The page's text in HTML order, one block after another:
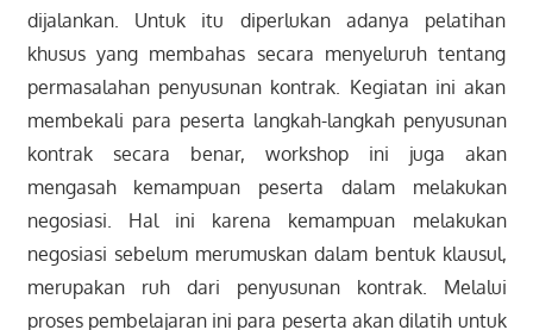
dijalankan. Untuk itu diperlukan adanya pelatihan
khusus yang membahas secara menyeluruh tentang
permasalahan penyusunan kontrak. Kegiatan ini akan
membekali para peserta langkah-langkah penyusunan
kontrak secara benar, workshop ini juga akan
mengasah kemampuan peserta dalam melakukan
negosiasi. Hal ini karena kemampuan melakukan
negosiasi sebelum merumuskan dalam bentuk klausul,
merupakan ruh dari penyusunan kontrak. Melalui
proses pembelajaran ini para peserta akan dilatih untuk